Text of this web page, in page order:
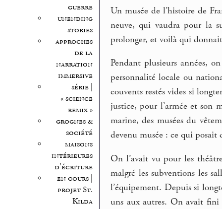
guerre
unending
stories
approches
de la
narration
immersive
série |
« science
remix »
grognes &
société
maisons
intérieures
d’écriture
en cours |
projet St.
Kilda
Un musée de l’histoire de
neuve, qui vaudra pour la
prolonger, et voilà qui
Pendant plusieurs années,
personnalité locale ou
couvents restés vides si
justice, pour l’armée et son
marine, des musées du
devenu musée : ce qui
On l’avait vu pour les
malgré les subventions les
l’équipement. Depuis si
uns aux autres. On avait fini